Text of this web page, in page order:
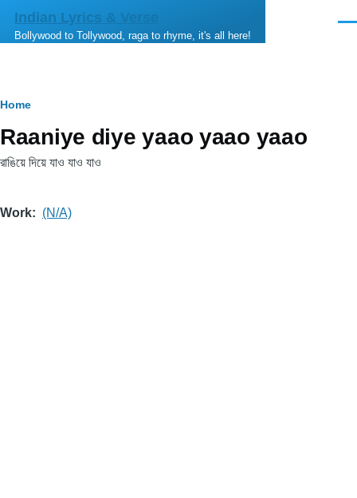
Skip to main content
Indian Lyrics & Verse
Bollywood to Tollywood, raga to rhyme, it's all here!
Breadcrumb
Home
Raaniye diye yaao yaao yaao
রাঙিয়ে দিয়ে যাও যাও যাও
Work (N/A)